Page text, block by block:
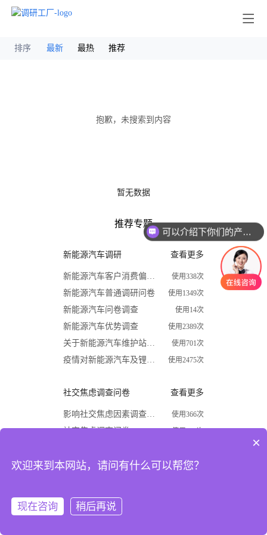
排序 最新 最热 推荐
抱歉，未搜索到内容
暂无数据
推荐专题
新能源汽车调研 查看更多
新能源汽车客户消费偏好调查问卷 使用338次
新能源汽车普通调研问卷 使用1349次
新能源汽车问卷调查 使用14次
新能源汽车优势调查 使用2389次
关于新能源汽车维护站调查问卷 使用701次
疫情对新能源汽车及锂电行业影响调查问卷 使用2475次
社交焦虑调查问卷 查看更多
影响社交焦虑因素调查问卷 使用366次
社交焦虑调查问卷
关于大学生社交焦虑问卷调查 使用677次
注册
可以介绍下你们的产品么
×
欢迎来到本网站，请问有什么可以帮您？
现在咨询 稍后再说